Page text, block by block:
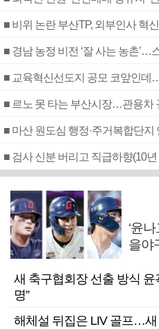
■ 비위 논란 부산TP, 외부인사 혁
■ 경남 농정 비전 ‘잘 사는 농촌’…
■ 교육혁신선도지 공모 코앞인데…
■ 르노 못 타는 부산시장…관용차
■ 마산 원도심 행정·주거복합단지
‘윤
을야
새 축구협회장 선출 방식
명”
해체설 뒤집은 LIV 골프…새